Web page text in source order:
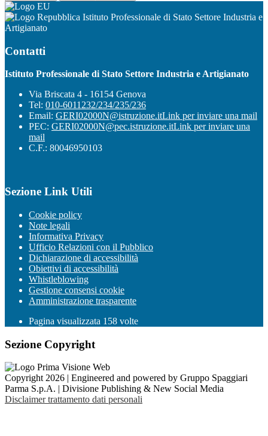
Istituto Professionale di Stato Settore Industria e
Artigianato
Contatti
Istituto Professionale di Stato Settore Industria e Artigianato
Via Briscata 4 - 16154 Genova
Tel: 010-6011232/234/235/236
Email: GERI02000N@istruzione.itLink per inviare una mail
PEC: GERI02000N@pec.istruzione.itLink per inviare una
mail
C.F.: 80046950103
Sezione Link Utili
Cookie policy
Note legali
Informativa Privacy
Ufficio Relazioni con il Pubblico
Dichiarazione di accessibilità
Obiettivi di accessibilità
Whistleblowing
Gestione consensi cookie
Amministrazione trasparente
Pagina visualizzata 158 volte
Sezione Copyright
Copyright 2026 | Engineered and powered by Gruppo Spaggiari
Parma S.p.A. | Divisione Publishing & New Social Media
Disclaimer trattamento dati personali